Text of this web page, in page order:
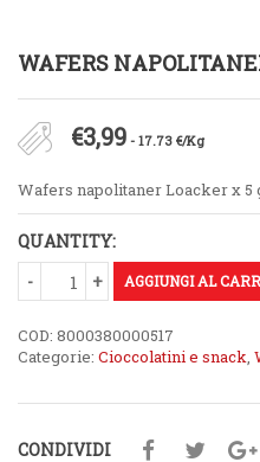
WAFERS
€3,99 - 17.73 €/Kg
Wafers napolitaner Loacker x 5
QUANTITY:
AGGIUNGI AL
COD: 8000380000517
Categorie: Cioccolatini e snack,
CONDIVIDI